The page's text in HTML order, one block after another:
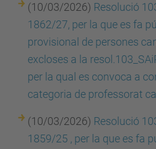
(10/03/2026) Resolució
1862/27, per la que es fa
provisional de persones
excloses a la
per la qual es convoca a
categoria de professorat
(10/03/2026) Resolució
1859/25 , per la que es fa